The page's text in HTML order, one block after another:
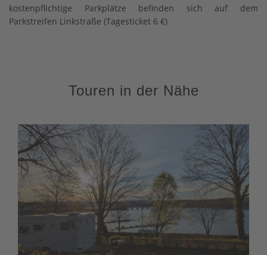
kostenpflichtige Parkplätze befinden sich auf dem
Parkstreifen Linkstraße (Tagesticket 6 €)
Touren in der Nähe